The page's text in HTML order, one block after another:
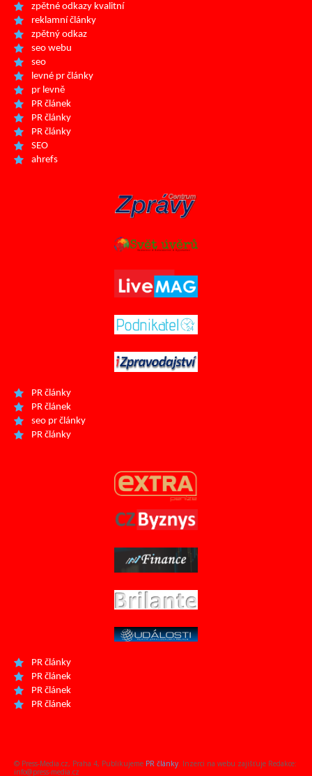
zpětné odkazy kvalitní
reklamní články
zpětný odkaz
seo webu
seo
levné pr články
pr levně
PR článek
PR články
PR články
SEO
ahrefs
PR články
PR článek
seo pr články
PR články
PR články
PR článek
PR článek
PR článek
© Press-Media.cz, Praha 4, Publikujeme PR články. Inzerci na webu zajišťuje Redakce:
info@press-media.cz